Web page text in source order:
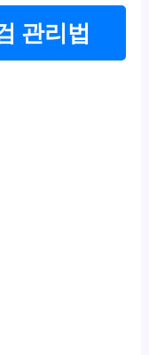
관리법